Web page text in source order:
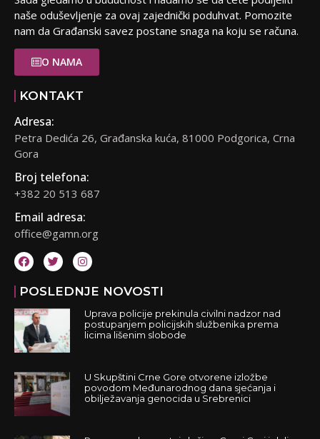
naše oduševljenje za ovaj zajednički poduhvat. Pomozite
nam da Građanski savez postane snaga na koju se računa.
O NAMA
KONTAKT
Adresa:
Petra Dedića 26, Građanska kuća, 81000 Podgorica, Crna
Gora
Broj telefona:
+382 20 513 687
Email adresa:
office@gamn.org
POSLEDNJE NOVOSTI
Uprava policije prekinula civilni nadzor nad
postupanjem policijskih službenika prema
licima lišenim slobode
U Skupštini Crne Gore otvorene izložbe
povodom Međunarodnog dana sjećanja i
obilježavanja genocida u Srebrenici